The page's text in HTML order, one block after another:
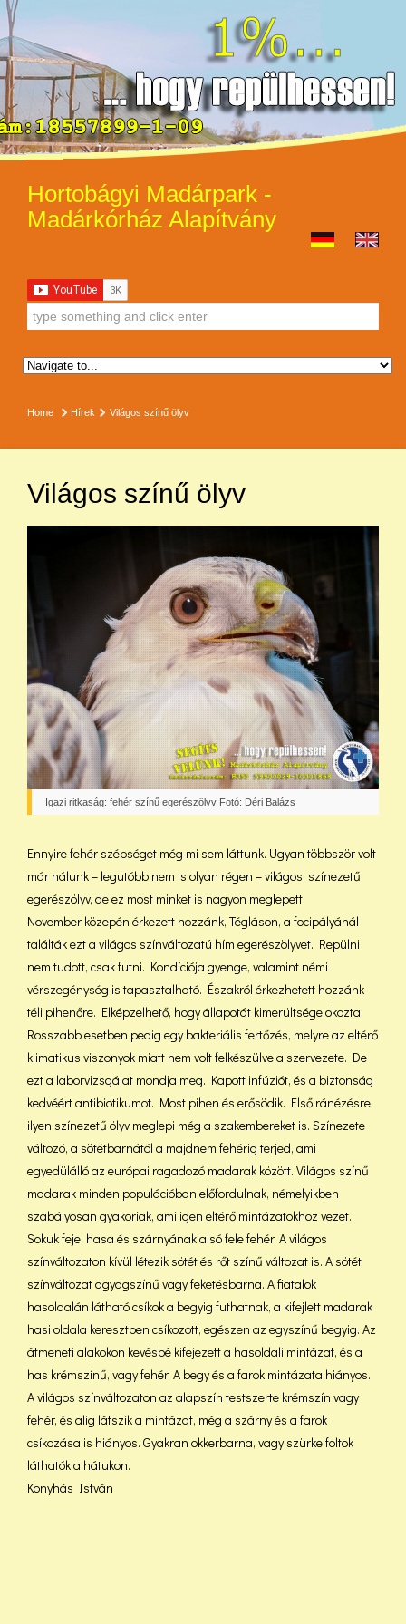
Hortobágyi Madárpark -
Madárkórház Alapítvány
Home Hírek Világos színű ölyv
Világos színű ölyv
Igazi ritkaság: fehér színű egerészölyv Fotó: Déri Balázs
Ennyire fehér szépséget még mi sem láttunk. Ugyan többször volt
már nálunk – legutóbb nem is olyan régen – világos, színezetű
egerészölyv, de ez most minket is nagyon meglepett.
November közepén érkezett hozzánk, Tégláson, a focipályánál
találták ezt a világos színváltozatú hím egerészölyvet. Repülni
nem tudott, csak futni. Kondíciója gyenge, valamint némi
vérszegénység is tapasztalható. Északról érkezhetett hozzánk
téli pihenőre. Elképzelhető, hogy állapotát kimerültsége okozta.
Rosszabb esetben pedig egy bakteriális fertőzés, melyre az eltérő
klimatikus viszonyok miatt nem volt felkészülve a szervezete. De
ezt a laborvizsgálat mondja meg. Kapott infúziót, és a biztonság
kedvéért antibiotikumot. Most pihen és erősödik. Első ránézésre
ilyen színezetű ölyv meglepi még a szakembereket is. Színezete
változó, a sötétbarnától a majdnem fehérig terjed, ami
egyedülálló az európai ragadozó madarak között. Világos színű
madarak minden populációban előfordulnak, némelyikben
szabályosan gyakoriak, ami igen eltérő mintázatokhoz vezet.
Sokuk feje, hasa és szárnyának alsó fele fehér. A világos
színváltozaton kívül létezik sötét és rőt színű változat is. A sötét
színváltozat agyagszínű vagy feketésbarna. A fiatalok
hasoldalán látható csíkok a begyig futhatnak, a kifejlett madarak
hasi oldala keresztben csíkozott, egészen az egyszínű begyig. Az
átmeneti alakokon kevésbé kifejezett a hasoldali mintázat, és a
has krémszínű, vagy fehér. A begy és a farok mintázata hiányos.
A világos színváltozaton az alapszín testszerte krémszín vagy
fehér, és alig látszik a mintázat, még a szárny és a farok
csíkozása is hiányos. Gyakran okkerbarna, vagy szürke foltok
láthatók a hátukon.
Konyhás István